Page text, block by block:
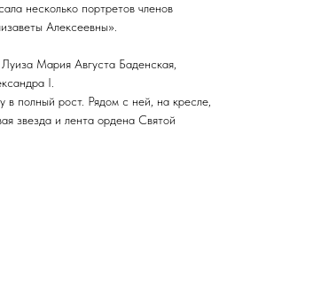
несколько портретов членов
Алексеевны».
Мария Августа Баденская,
I.
полный рост. Рядом с ней, на кресле,
звезда и лента ордена Святой